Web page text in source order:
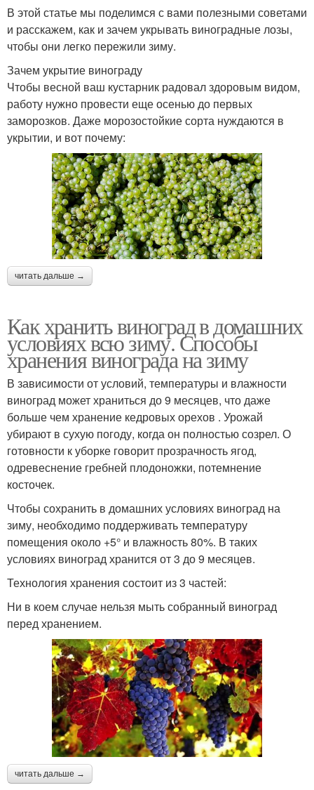
В этой статье мы поделимся с вами полезными советами
и расскажем, как и зачем укрывать виноградные лозы,
чтобы они легко пережили зиму.
Зачем укрытие винограду
Чтобы весной ваш кустарник радовал здоровым видом,
работу нужно провести еще осенью до первых
заморозков. Даже морозостойкие сорта нуждаются в
укрытии, и вот почему:
читать дальше →
Как хранить виноград в домашних
условиях всю зиму. Способы
хранения винограда на зиму
В зависимости от условий, температуры и влажности
виноград может храниться до 9 месяцев, что даже
больше чем хранение кедровых орехов . Урожай
убирают в сухую погоду, когда он полностью созрел. О
готовности к уборке говорит прозрачность ягод,
одревеснение гребней плодоножки, потемнение
косточек.
Чтобы сохранить в домашних условиях виноград на
зиму, необходимо поддерживать температуру
помещения около +5° и влажность 80%. В таких
условиях виноград хранится от 3 до 9 месяцев.
Технология хранения состоит из 3 частей:
Ни в коем случае нельзя мыть собранный виноград
перед хранением.
читать дальше →